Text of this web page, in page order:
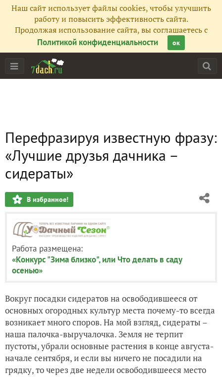
Наш сайт использует файлы cookies, чтобы улучшить
работу и повысить эффективность сайта.
Продолжая использование сайта, вы соглашаетесь с
Политикой конфиденциальности
ок
Перефразируя известную фразу:
«Лучшие друзья дачника –
сидераты»
В избранное!
Работа размещена:
«Конкурс "Зима близко", или Что делать в саду
осенью»
Вокруг посадки сидератов на освободившееся от
основных огородных культур места почему-то всегда
возникает много споров. На мой взгляд, сидераты –
наша палочка-выручалочка. Земля не терпит
пустоты, убрали основные растения в конце августа-
начале сентября, и если вы ничего не посадили на
грядку, то через две недели освободившееся место